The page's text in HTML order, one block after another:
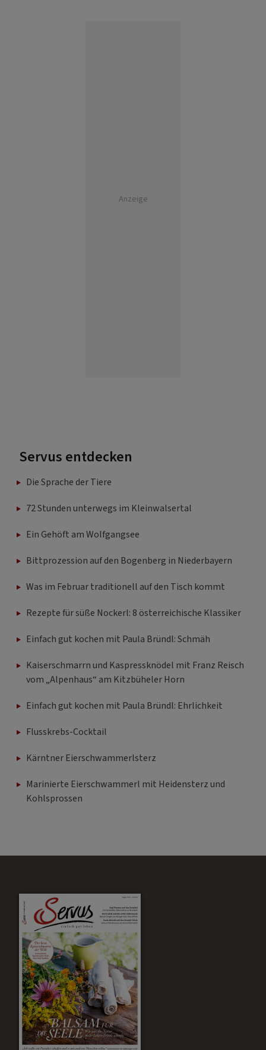
Anzeige
Servus entdecken
Die Sprache der Tiere
72 Stunden unterwegs im Kleinwalsertal
Ein Gehöft am Wolfgangsee
Bittprozession auf den Bogenberg in Niederbayern
Was im Februar traditionell auf den Tisch kommt
Rezepte für süße Nockerl: 8 österreichische Klassiker
Einfach gut kochen mit Paula Bründl: Schmäh
Kaiserschmarrn und Kaspressknödel mit Franz Reisch
vom „Alpenhaus“ am Kitzbüheler Horn
Einfach gut kochen mit Paula Bründl: Ehrlichkeit
Flusskrebs-Cocktail
Kärntner Eierschwammerlsterz
Marinierte Eierschwammerl mit Heidensterz und
Kohlsprossen